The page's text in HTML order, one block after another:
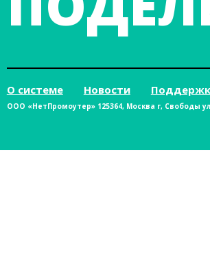
О системе Новости
ООО «НетПромоутер» 125364, Москва г, Свободы